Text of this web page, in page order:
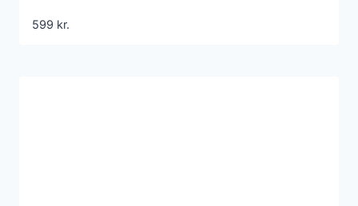
599 kr.